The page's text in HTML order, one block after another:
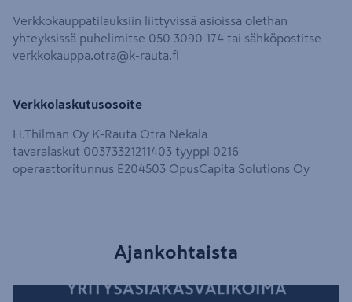
Verkkokauppatilauksiin liittyvissä asioissa olethan
yhteyksissä puhelimitse 050 3090 174 tai sähköpostitse
verkkokauppa.otra@k-rauta.fi
Verkkolaskutusosoite
H.Thilman Oy K-Rauta Otra Nekala
tavaralaskut 00373321211403 tyyppi 0216
operaattoritunnus E204503 OpusCapita Solutions Oy
Ajankohtaista